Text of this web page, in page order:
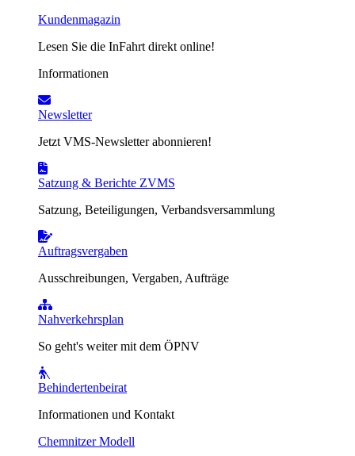
Kundenmagazin
Lesen Sie die InFahrt direkt online!
Informationen
Newsletter
Jetzt VMS-Newsletter abonnieren!
Satzung & Berichte ZVMS
Satzung, Beteiligungen, Verbandsversammlung
Auftragsvergaben
Ausschreibungen, Vergaben, Aufträge
Nahverkehrsplan
So geht's weiter mit dem ÖPNV
Behindertenbeirat
Informationen und Kontakt
Chemnitzer Modell